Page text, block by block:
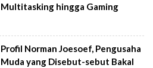
Multitasking hingga Gaming
Profil Norman Joesoef, Pengusaha
Muda yang Disebut-sebut Bakal